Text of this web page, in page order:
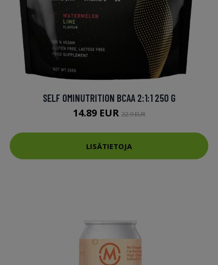
SELF OMINUTRITION BCAA 2:1:1 250 G
14.89 EUR22.9 EUR
LISÄTIETOJA